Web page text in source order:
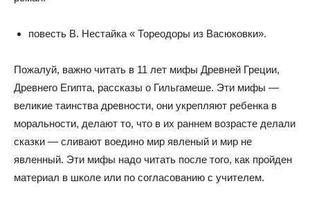
повесть В. Нестайка « Тореодоры из Васюковки».
Пожалуй, важно читать в 11 лет мифы Древней Греции,
Древнего Египта, рассказы о Гильгамеше. Эти мифы —
великие таинства древности, они укрепляют ребенка в
моральности, делают то, что в их раннем возрасте делали
сказки — сливают воедино мир явленый и мир не
явленный. Эти мифы надо читать после того, как пройден
материал в школе или по согласованию с учителем.